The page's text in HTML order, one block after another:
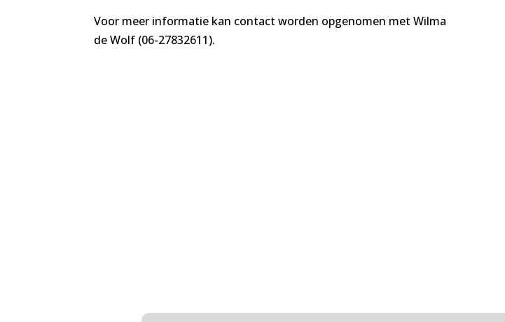
Voor meer informatie kan contact worden opgenomen met Wilma
de Wolf (06-27832611).